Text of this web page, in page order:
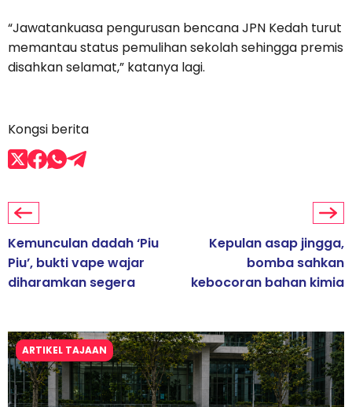
“Jawatankuasa pengurusan bencana JPN Kedah turut
memantau status pemulihan sekolah sehingga premis
disahkan selamat,” katanya lagi.
Kongsi berita
Kemunculan dadah ‘Piu
Piu’, bukti vape wajar
diharamkan segera
Kepulan asap jingga,
bomba sahkan
kebocoran bahan kimia
ARTIKEL TAJAAN